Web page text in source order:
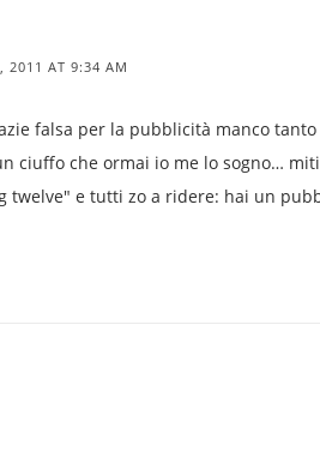
2011 AT 9:34 AM
falsa per la pubblicità manco
ciuffo che ormai io me lo sogno…
twelve" e tutti zo a ridere: hai un